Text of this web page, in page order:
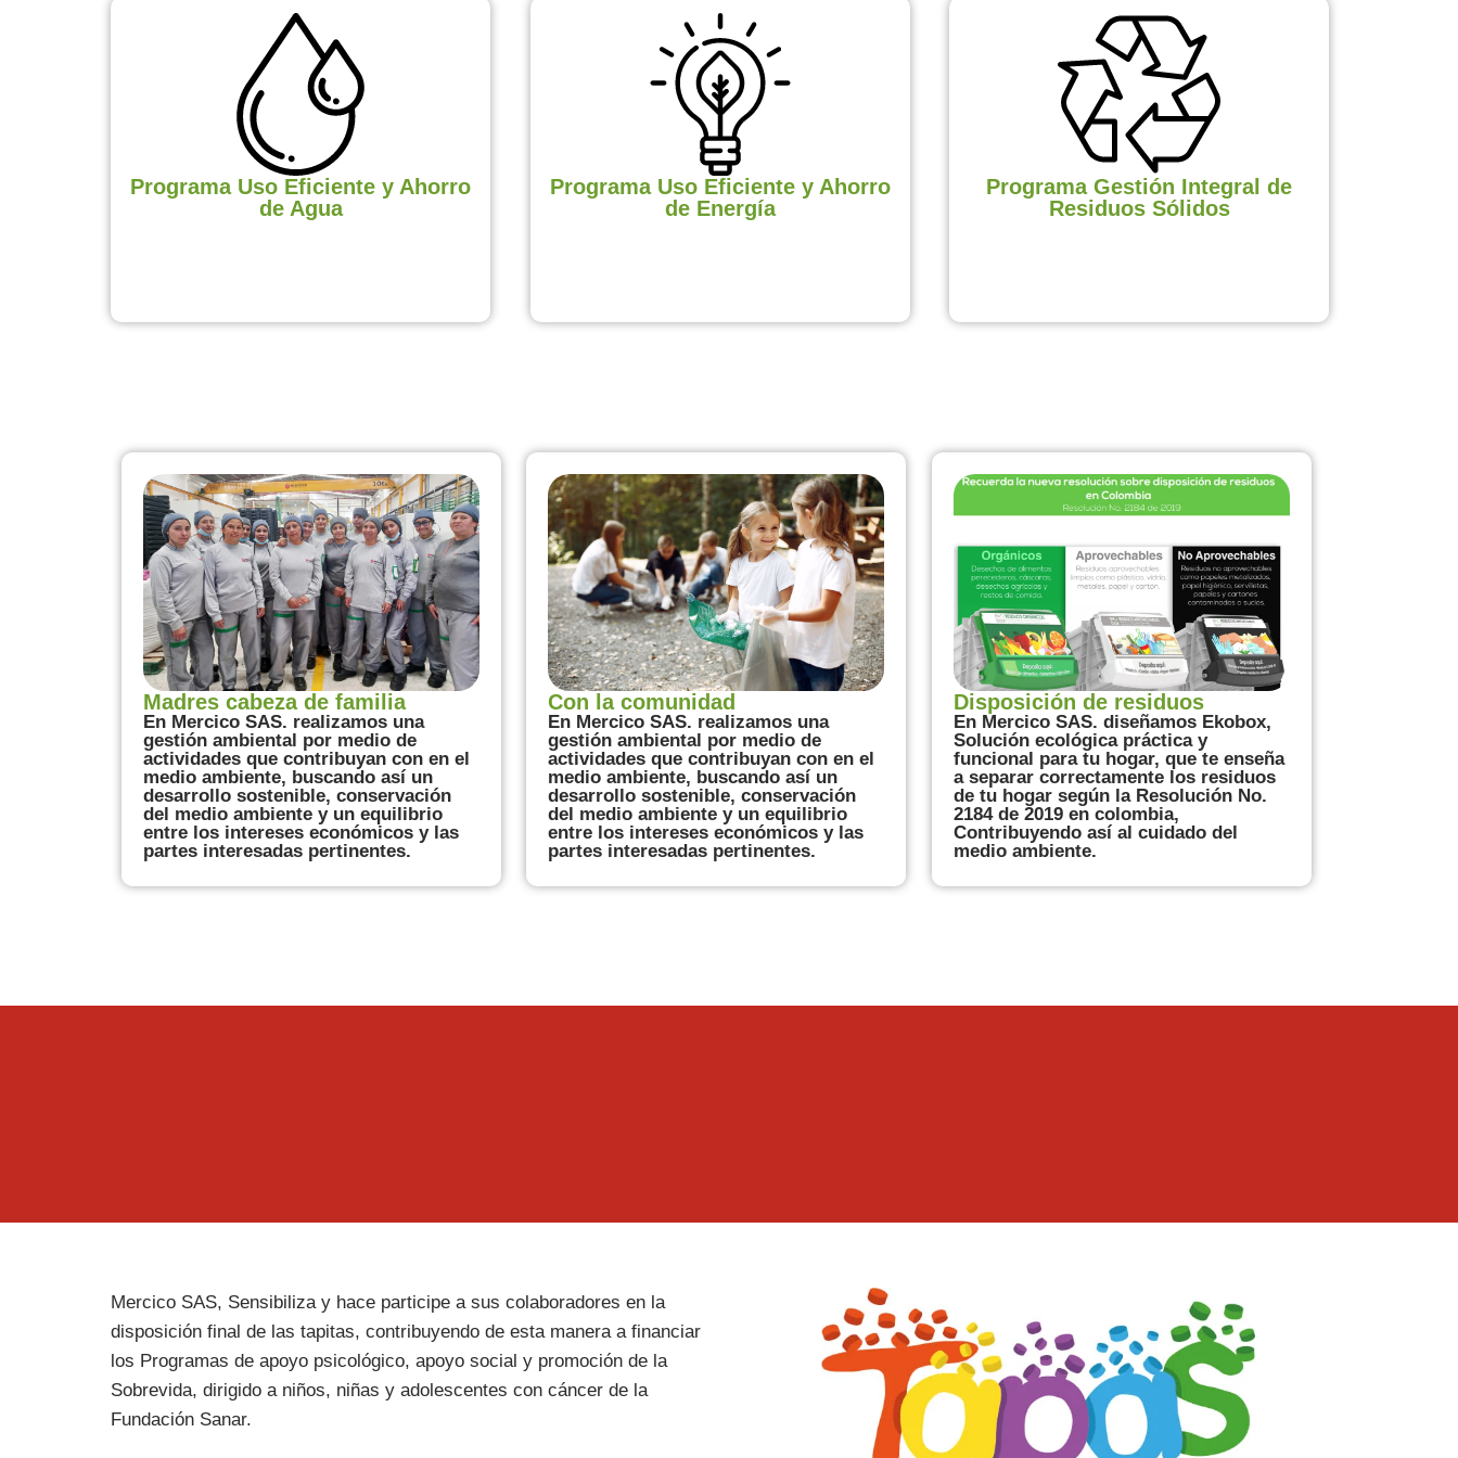
Programa Uso Eficiente y Ahorro
de Agua
Programa Uso Eficiente y Ahorro
de Energía
Programa Gestión Integral de
Residuos Sólidos
Madres cabeza de familia
En Mercico SAS. realizamos una
gestión ambiental por medio de
actividades que contribuyan con en el
medio ambiente, buscando así un
desarrollo sostenible, conservación
del medio ambiente y un equilibrio
entre los intereses económicos y las
partes interesadas pertinentes.
Con la comunidad
En Mercico SAS. realizamos una
gestión ambiental por medio de
actividades que contribuyan con en el
medio ambiente, buscando así un
desarrollo sostenible, conservación
del medio ambiente y un equilibrio
entre los intereses económicos y las
partes interesadas pertinentes.
Disposición de residuos
En Mercico SAS. diseñamos Ekobox,
Solución ecológica práctica y
funcional para tu hogar, que te enseña
a separar correctamente los residuos
de tu hogar según la Resolución No.
2184 de 2019 en colombia,
Contribuyendo así al cuidado del
medio ambiente.
Mercico SAS, Sensibiliza y hace participe a sus colaboradores en la
disposición final de las tapitas, contribuyendo de esta manera a financiar
los Programas de apoyo psicológico, apoyo social y promoción de la
Sobrevida, dirigido a niños, niñas y adolescentes con cáncer de la
Fundación Sanar.